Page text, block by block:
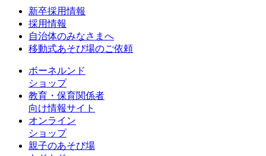
新卒採用情報
採用情報
自治体のみなさまへ
移動式あそび場のご依頼
ボーネルンド
ショップ
教育・保育関係者
向け情報サイト
オンライン
ショップ
親子のあそび場